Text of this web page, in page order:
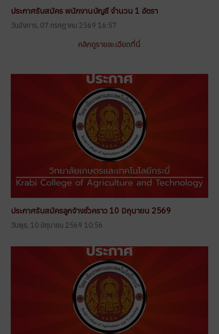
ประกาศรับสมัคร พนักงานบัญชี จำนวน 1 อัตรา
วันอังคาร, 07 กรกฎาคม 2569 16:57
คลิกดูรายละเอียดที่นี่
ประกาศรับสมัครลูกจ้างชั่วคราว 10 มิถุนายน 2569
วันพุธ, 10 มิถุนายน 2569 10:56